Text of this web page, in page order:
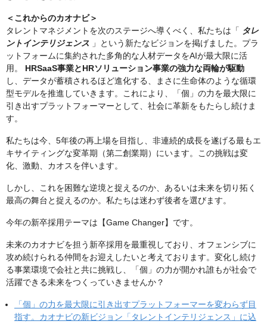
＜これからのカオナビ＞
タレントマネジメントを次のステージへ導くべく、私たちは「 タレ
ントインテリジェンス 」という新たなビジョンを掲げました。プラ
ットフォームに集約された多角的な人材データをAIが最大限に活
用。 HRSaaS事業とHRソリューション事業の強力な両輪が駆動
し、データが蓄積されるほど進化する、まさに生命体のような循環
型モデルを推進していきます。これにより、「個」の力を最大限に
引き出すプラットフォーマーとして、社会に革新をもたらし続けま
す。
私たちは今、5年後の再上場を目指し、非連続的成長を遂げる最もエ
キサイティングな変革期（第二創業期）にいます。この挑戦は変
化、激動、カオスを伴います。
しかし、これを困難な逆境と捉えるのか、あるいは未来を切り拓く
最高の舞台と捉えるのか。私たちは迷わず後者を選びます。
今年の新卒採用テーマは【Game Changer】です。
未来のカオナビを担う新卒採用を最重視しており、オフェンシブに
攻め続けられる仲間をお迎えしたいと考えております。変化し続け
る事業環境で会社と共に挑戦し、「個」の力が開かれ誰もが社会で
活躍できる未来をつくっていきませんか？
「個」の力を最大限に引き出すプラットフォーマーを変わらず目
指す。カオナビの新ビジョン「タレントインテリジェンス」に込